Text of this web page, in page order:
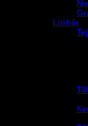
Löshår